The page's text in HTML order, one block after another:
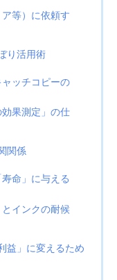
等）に依頼す
り活用術
ャッチコピーの
果測定」の仕
関係
命」に与える
インクの耐候
益」に変えるため